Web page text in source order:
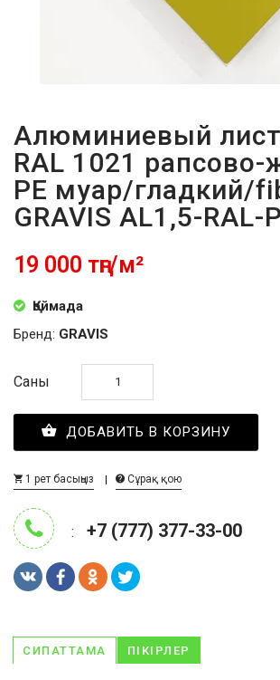
Алюминиевый
RAL 1021
PE муар/гладкий/
GRAVIS AL1,5-RAL-
19 000 тңг/м²
Қоймада
Бренд: GRAVIS
Саны
ДОБАВИТЬ В КОРЗИНУ
1 рет басыңыз Сұрақ қою
: +7 (777) 377-33-00
СИПАТТАМА ПІКІРЛЕР